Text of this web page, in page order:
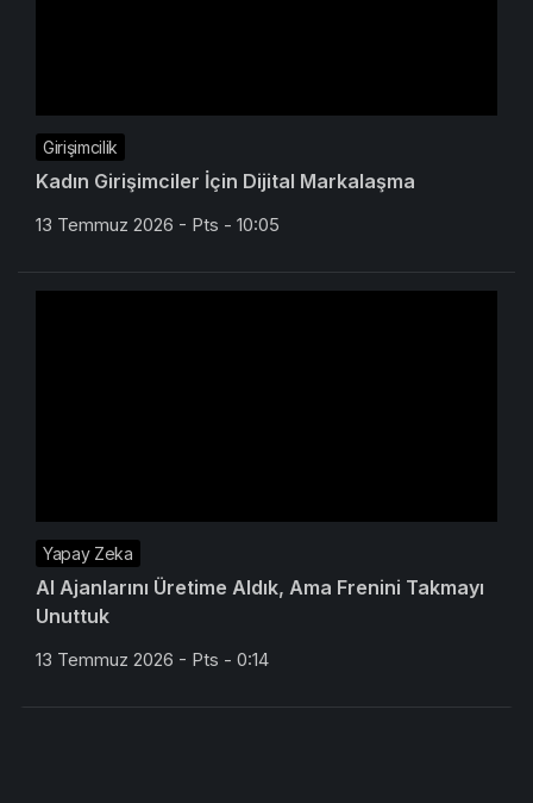
Girişimcilik
Kadın Girişimciler İçin Dijital Markalaşma
13 Temmuz 2026 - Pts - 10:05
Yapay Zeka
AI Ajanlarını Üretime Aldık, Ama Frenini Takmayı
Unuttuk
13 Temmuz 2026 - Pts - 0:14